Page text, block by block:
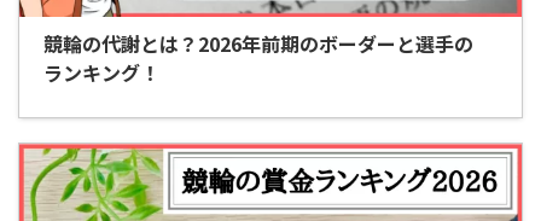
競輪の代謝とは？2026年前期のボーダーと選手の
ランキング！